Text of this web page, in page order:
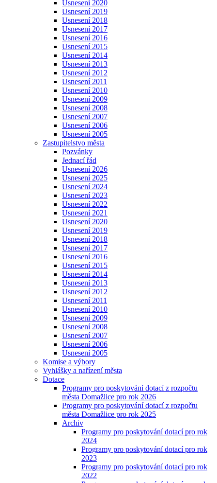
Usnesení 2020
Usnesení 2019
Usnesení 2018
Usnesení 2017
Usnesení 2016
Usnesení 2015
Usnesení 2014
Usnesení 2013
Usnesení 2012
Usnesení 2011
Usnesení 2010
Usnesení 2009
Usnesení 2008
Usnesení 2007
Usnesení 2006
Usnesení 2005
Zastupitelstvo města
Pozvánky
Jednací řád
Usnesení 2026
Usnesení 2025
Usnesení 2024
Usnesení 2023
Usnesení 2022
Usnesení 2021
Usnesení 2020
Usnesení 2019
Usnesení 2018
Usnesení 2017
Usnesení 2016
Usnesení 2015
Usnesení 2014
Usnesení 2013
Usnesení 2012
Usnesení 2011
Usnesení 2010
Usnesení 2009
Usnesení 2008
Usnesení 2007
Usnesení 2006
Usnesení 2005
Komise a výbory
Vyhlášky a nařízení města
Dotace
Programy pro poskytování dotací z rozpočtu
města Domažlice pro rok 2026
Programy pro poskytování dotací z rozpočtu
města Domažlice pro rok 2025
Archiv
Programy pro poskytování dotací pro rok
2024
Programy pro poskytování dotací pro rok
2023
Programy pro poskytování dotací pro rok
2022